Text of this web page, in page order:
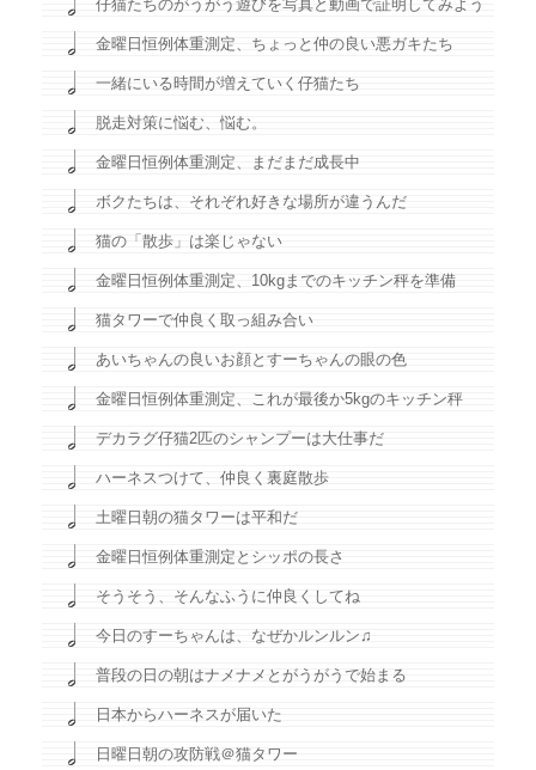
仔猫たちのがうがう遊びを写真と動画で証明してみよう
金曜日恒例体重測定、ちょっと仲の良い悪ガキたち
一緒にいる時間が増えていく仔猫たち
脱走対策に悩む、悩む。
金曜日恒例体重測定、まだまだ成長中
ボクたちは、それぞれ好きな場所が違うんだ
猫の「散歩」は楽じゃない
金曜日恒例体重測定、10kgまでのキッチン秤を準備
猫タワーで仲良く取っ組み合い
あいちゃんの良いお顔とすーちゃんの眼の色
金曜日恒例体重測定、これが最後か5kgのキッチン秤
デカラグ仔猫2匹のシャンプーは大仕事だ
ハーネスつけて、仲良く裏庭散歩
土曜日朝の猫タワーは平和だ
金曜日恒例体重測定とシッポの長さ
そうそう、そんなふうに仲良くしてね
今日のすーちゃんは、なぜかルンルン♫
普段の日の朝はナメナメとがうがうで始まる
日本からハーネスが届いた
日曜日朝の攻防戦＠猫タワー